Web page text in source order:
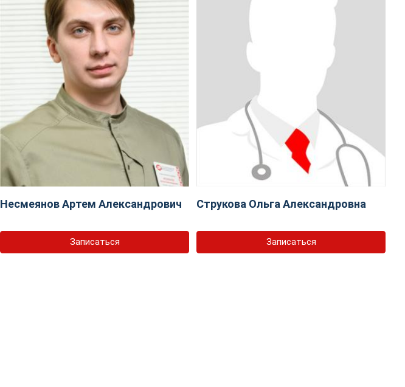
Несмеянов Артем Александрович
Записаться
Струкова Ольга Александровна
Записаться